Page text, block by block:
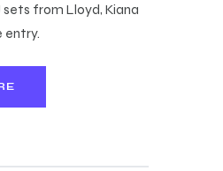
sets from Lloyd, Kiana
entry.